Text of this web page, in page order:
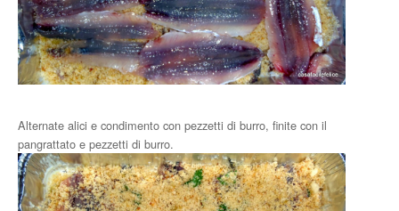
Alternate alici e condimento con pezzetti di burro, finite con il
pangrattato e pezzetti di burro.